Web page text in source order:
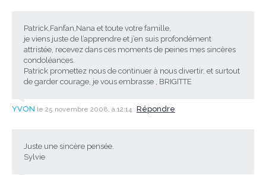
Patrick,Fanfan,Nana et toute votre famille,
je viens juste de l’apprendre et j’en suis profondément
attristée, recevez dans ces moments de peines mes sincères
condoléances.
Patrick promettez nous de continuer à nous divertir, et surtout
de garder courage, je vous embrasse , BRIGITTE
YVON le 25 novembre 2008, à 12:14 Répondre
Juste une sincère pensée.
Sylvie